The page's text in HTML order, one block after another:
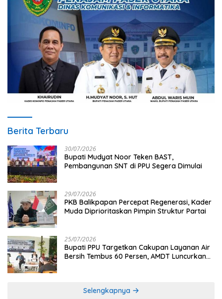
Berita Terbaru
30/07/2026
Bupati Mudyat Noor Teken BAST,
Pembangunan SNT di PPU Segera Dimulai
29/07/2026
PKB Balikpapan Percepat Regenerasi, Kader
Muda Diprioritaskan Pimpin Struktur Partai
25/07/2026
Bupati PPU Targetkan Cakupan Layanan Air
Bersih Tembus 60 Persen, AMDT Luncurkan
Selengkapnya